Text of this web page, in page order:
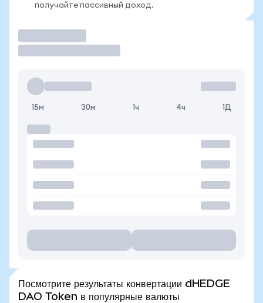
получайте пассивный доход.
15м 30м 1ч 4ч 1Д
Посмотрите результаты конвертации dHEDGE
DAO Token в популярные валюты